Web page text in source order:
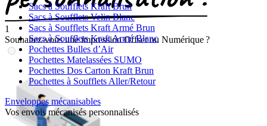
Sacs à Soufflets Kraft Brun
Sacs à Soufflets Velin Blanc
Sacs à Soufflets Kraft Armé Brun
Sacs à Soufflets Kraft Armé Blanc
Pochettes Bulles d’Air
Pochettes Matelassées SUMO
Pochettes Dos Carton Kraft Brun
Pochettes à Soufflets Aller/Retour
Enveloppes mécanisables
Vos envois mécanisés personnalisés
1
Souhaitez-vous une impression Offset ou Numérique ?